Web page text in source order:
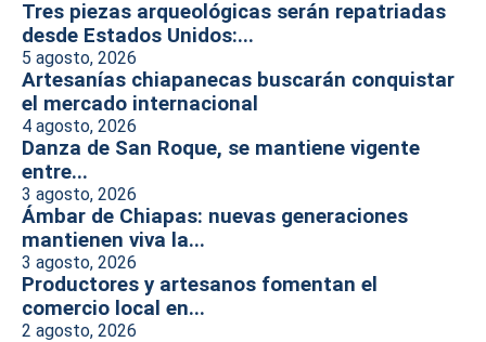
Tres piezas arqueológicas serán repatriadas
desde Estados Unidos:...
5 agosto, 2026
Artesanías chiapanecas buscarán conquistar
el mercado internacional
4 agosto, 2026
Danza de San Roque, se mantiene vigente
entre...
3 agosto, 2026
Ámbar de Chiapas: nuevas generaciones
mantienen viva la...
3 agosto, 2026
Productores y artesanos fomentan el
comercio local en...
2 agosto, 2026